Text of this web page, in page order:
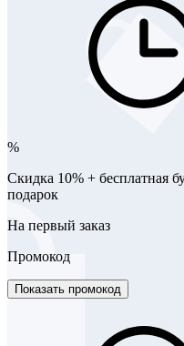
%
Скидка 10% + бесплатная
подарок
На первый заказ
Промокод
Показать промокод